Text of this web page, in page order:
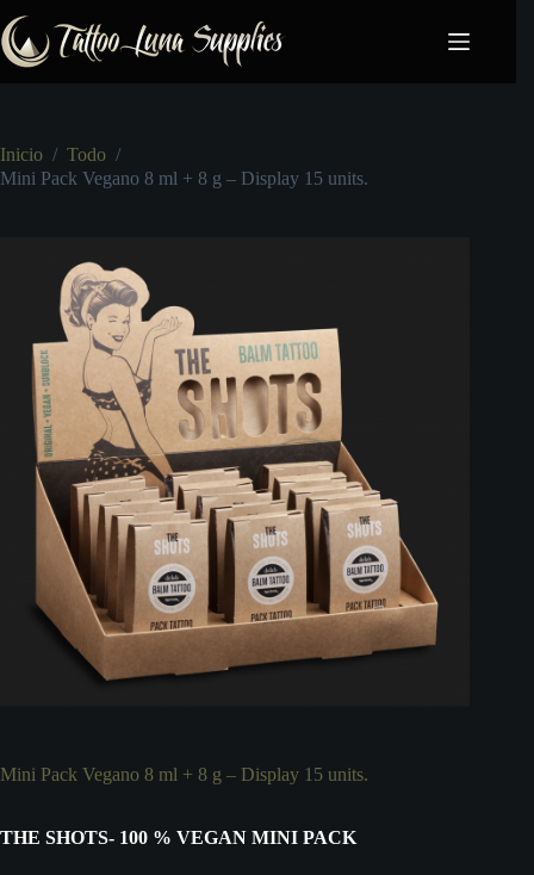
al
contenido
Inicio / Todo /
Mini Pack Vegano 8 ml + 8 g – Display 15 units.
Mini Pack Vegano 8 ml + 8 g – Display 15 units.
THE SHOTS- 100 % VEGAN MINI PACK